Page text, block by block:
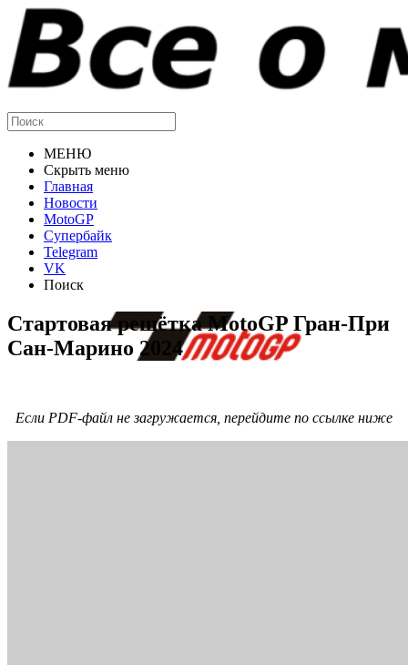
МЕНЮ
Скрыть меню
Главная
Новости
MotoGP
Супербайк
Telegram
VK
Поиск
Стартовая решётка MotoGP Гран-При
Сан-Марино 2024
Если PDF-файл не загружается, перейдите по ссылке ниже